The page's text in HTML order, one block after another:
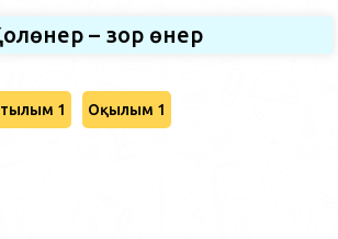
– зор өнер
1 Оқылым 1